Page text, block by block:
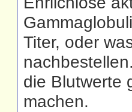
Titer, oder
die Blutwerte
machen.